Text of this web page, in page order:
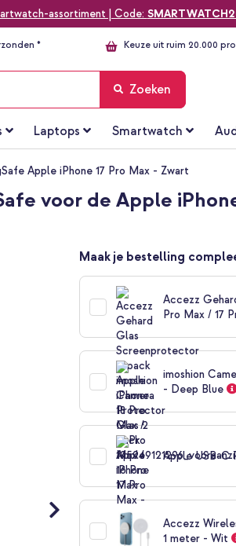
assortiment | Code:
* Keuze uit ruim 20.000
Zoeken
Laptops Smartwatch
Apple iPhone 17 Pro Max - Zwart
voor de Apple
Maak je bestelling
Accezz
Pro Max / 17
imoshion
- Deep Blue
Apple USB-C
Accezz
1 meter - Wit